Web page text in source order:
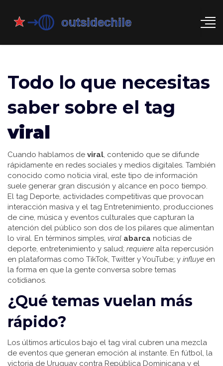
Todo lo que necesitas
saber sobre el tag
viral
Cuando hablamos de viral, contenido que se difunde
rápidamente en redes sociales y medios digitales. También
conocido como noticia viral, este tipo de información
suele generar gran discusión y alcance en poco tiempo.
El tag Deporte, actividades competitivas que provocan
interacción masiva y el tag Entretenimiento, producciones
de cine, música y eventos culturales que capturan la
atención del público son dos de los pilares que alimentan
lo viral. En términos simples, viral abarca noticias de
deporte, entretenimiento y salud; requiere alta repercusión
en plataformas como TikTok, Twitter y YouTube; y influye en
la forma en que la gente conversa sobre temas
cotidianos.
¿Qué temas vuelan más
rápido?
Los últimos artículos bajo el tag viral cubren una mezcla
de eventos que generan emoción al instante. En fútbol, la
victoria de Uruguay contra República Dominicana y el